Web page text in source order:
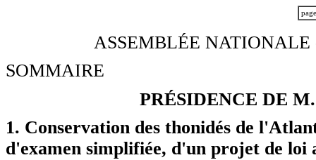
ASSEMBLÉE NATIONALE
SOMMAIRE
PRÉSIDENCE DE
1. Conservation des thonidés de
d'examen simplifiée, d'un projet de loi